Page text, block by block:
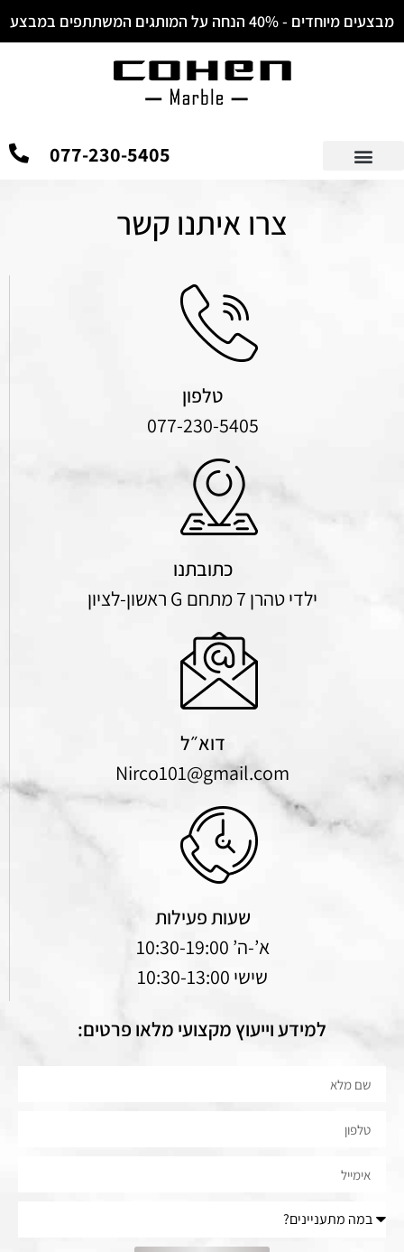
מבצעים מיוחדים - 40% הנחה על המותגים המשתתפים במבצע
077-230-5405
צרו איתנו קשר
טלפון
077-230-5405
כתובתנו
ילדי טהרן 7 מתחם G ראשון-לציון
דוא״ל
Nirco101@gmail.com
שעות פעילות
א’-ה’ 10:30-19:00
שישי 10:30-13:00
למידע וייעוץ מקצועי מלאו פרטים: